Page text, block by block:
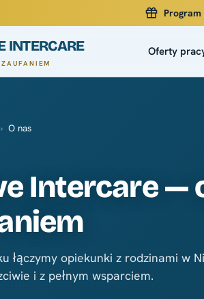
INTERCARE Oferty
› O nas
Intercare —
łączymy opiekunki z rodzinami w
i z pełnym wsparciem.